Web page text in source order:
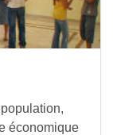
économique